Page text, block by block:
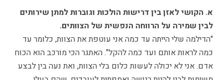
א. הקושי לאזן בין דרישות הולכות וגוברות למתן שירותים
לבין שמירה על הרווחה הנפשית של הצוותים.
"הדילמה שלי הייתה עד כמה אני עוטפת את הצוות, כלומר עד
כמה לראות אותם ועד כמה להקל". האתגר הכי מורכב הוא הכוח
אדם. אני לא יכולה לעשות כלום בלי הצוות, ואת נעה בין לבצע